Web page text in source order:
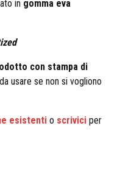
in gomma eva
con stampa di
usare se non si vogliono
esistenti o scrivici per